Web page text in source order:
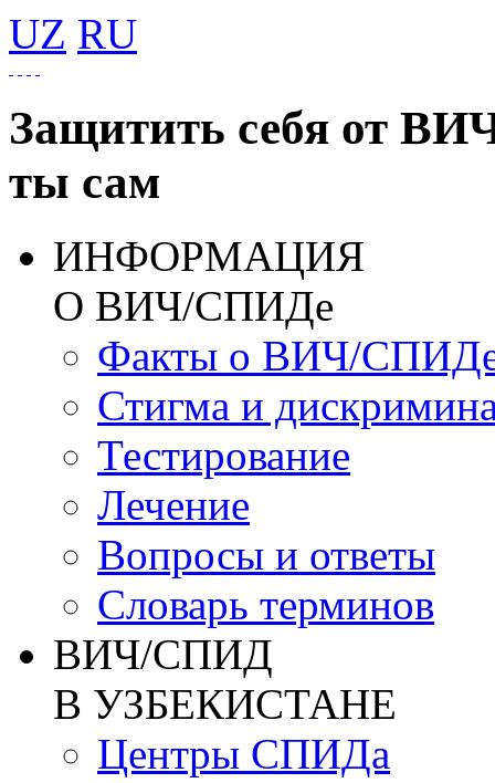
UZ RU
Защитить себя от
ты сам
ИНФОРМАЦИЯ
О ВИЧ/СПИДе
Факты о ВИЧ/
Стигма и
Тестирование
Лечение
Вопросы и ответы
Словарь терминов
ВИЧ/СПИД
В УЗБЕКИСТАНЕ
Центры СПИДа